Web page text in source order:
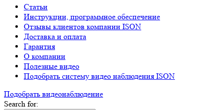
Статьи
Инструкции, программное обеспечение
Отзывы клиентов компании ISON
Доставка и оплата
Гарантия
О компании
Полезные видео
Подобрать систему видео наблюдения ISON
Подобрать видеонаблюдениe
Search for: